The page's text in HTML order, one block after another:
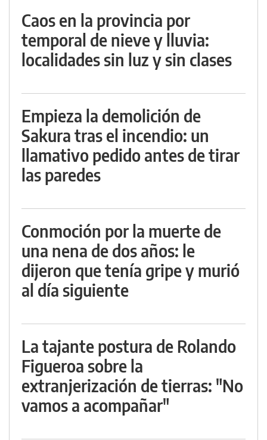
Caos en la provincia por
temporal de nieve y lluvia:
localidades sin luz y sin clases
Empieza la demolición de
Sakura tras el incendio: un
llamativo pedido antes de tirar
las paredes
Conmoción por la muerte de
una nena de dos años: le
dijeron que tenía gripe y murió
al día siguiente
La tajante postura de Rolando
Figueroa sobre la
extranjerización de tierras: "No
vamos a acompañar"